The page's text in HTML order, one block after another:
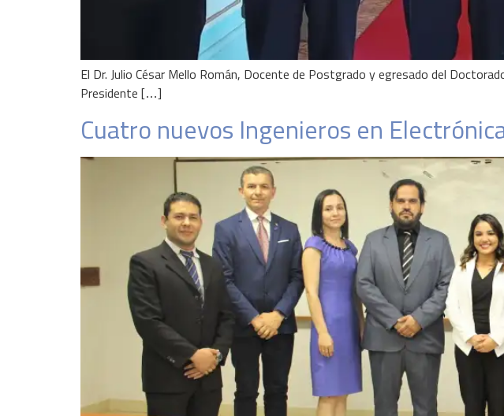
El Dr. Julio César Mello Román, Docente de Postgrado y egresado del
Presidente […]
Cuatro nuevos Ingenieros en